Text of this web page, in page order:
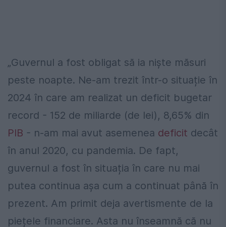
„Guvernul a fost obligat să ia niște măsuri
peste noapte. Ne-am trezit într-o situație în
2024 în care am realizat un deficit bugetar
record - 152 de miliarde (de lei), 8,65% din
PIB - n-am mai avut asemenea deficit decât
în anul 2020, cu pandemia. De fapt,
guvernul a fost în situația în care nu mai
putea continua așa cum a continuat până în
prezent. Am primit deja avertismente de la
piețele financiare. Asta nu înseamnă că nu